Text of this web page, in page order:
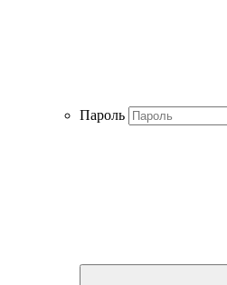
Пароль